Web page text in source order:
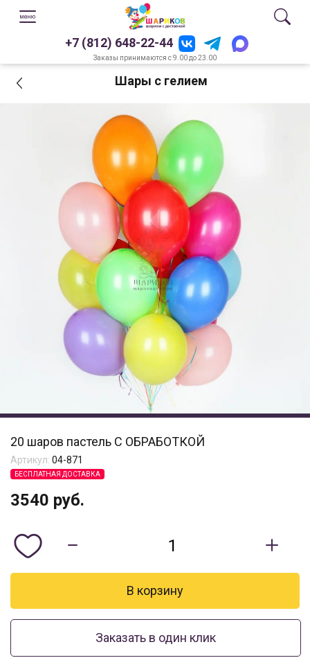
+7 (812) 648-22-44
Заказы принимаются с 9.00 до 23.00
Шары с гелием
20 шаров пастель С ОБРАБОТКОЙ
Артикул: 04-871
БЕСПЛАТНАЯ ДОСТАВКА
3540 руб.
Заказать в один клик